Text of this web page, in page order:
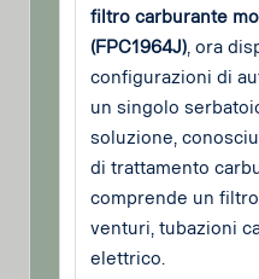
filtro carburante
(FPC1964J), ora
configurazioni di
un singolo
soluzione,
di trattamento
comprende un
venturi, tubazioni
elettrico.